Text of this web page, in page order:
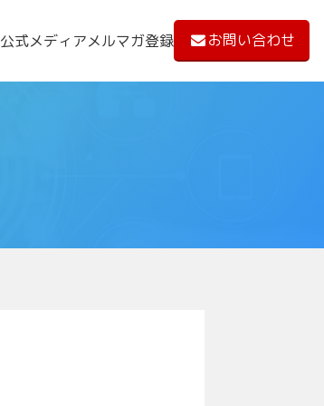
公式メディアメルマガ登録 お問い合わせ